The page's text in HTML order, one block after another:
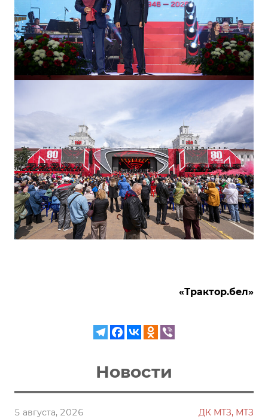
«Трактор.бел»
Новости
5 августа, 2026 ДК МТЗ, МТЗ